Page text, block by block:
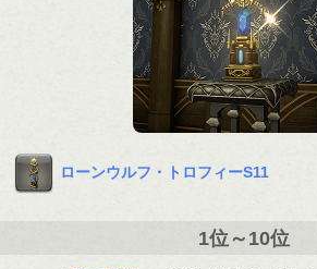
ローンウルフ・トロフィーS11
1位～10位